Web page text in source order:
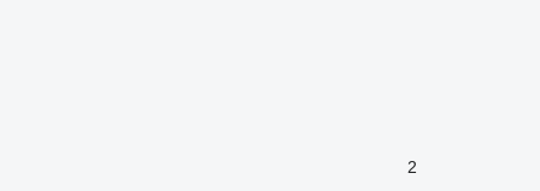
2